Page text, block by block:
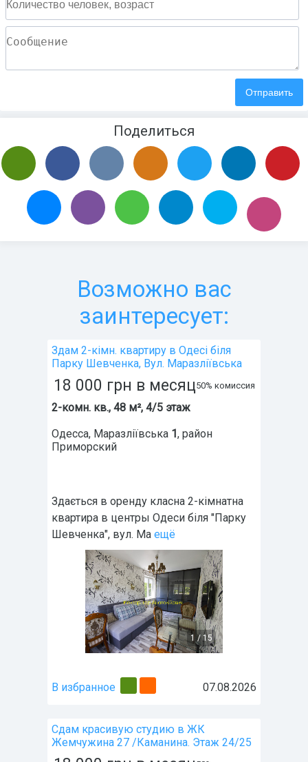
Поделиться
Возможно вас
заинтересует:
Здам 2-кімн. квартиру в Одесі біля
Парку Шевченка, Вул. Маразліївська
18 000 грн в месяц50% комиссия
2-комн. кв., 48 м², 4/5 этаж
Одесса, Маразліївська 1, район
Приморский
Здається в оренду класна 2-кімнатна
квартира в центры Одеси біля "Парку
Шевченка", вул. Ма ещё
1 / 15
В избранное 07.08.2026
Сдам красивую студию в ЖК
Жемчужина 27 /Каманина. Этаж 24/25